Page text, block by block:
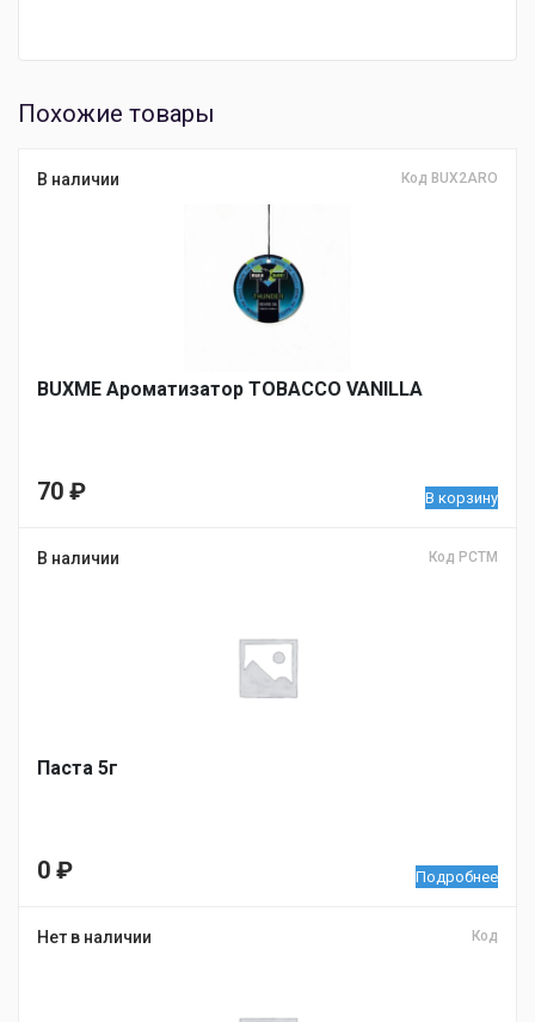
Похожие товары
В наличии Код BUX2ARO
BUXME Ароматизатор TOBACCO VANILLA
70 ₽ В корзину
В наличии Код PCTM
Паста 5г
0 ₽ Подробнее
Нет в наличии Код